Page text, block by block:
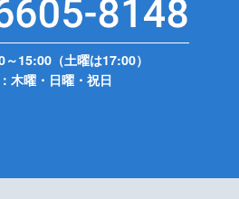
15:00（土曜は17:00）
木曜・日曜・祝日